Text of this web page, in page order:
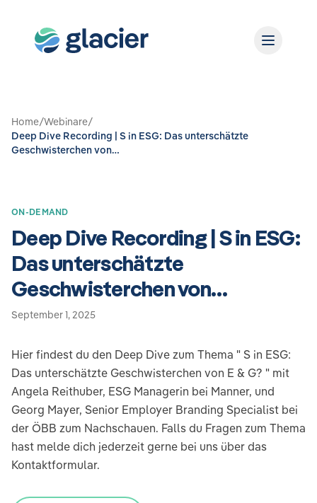
Home/Webinare/
Deep Dive Recording | S in ESG: Das unterschätzte
Geschwisterchen von…
ON-DEMAND
Deep Dive Recording | S in ESG:
Das unterschätzte
Geschwisterchen von…
September 1, 2025
Hier findest du den Deep Dive zum Thema " S in ESG:
Das unterschätzte Geschwisterchen von E & G? " mit
Angela Reithuber, ESG Managerin bei Manner, und
Georg Mayer, Senior Employer Branding Specialist bei
der ÖBB zum Nachschauen. Falls du Fragen zum Thema
hast melde dich jederzeit gerne bei uns über das
Kontaktformular.